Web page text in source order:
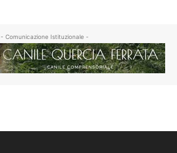
- Comunicazione Istituzionale -